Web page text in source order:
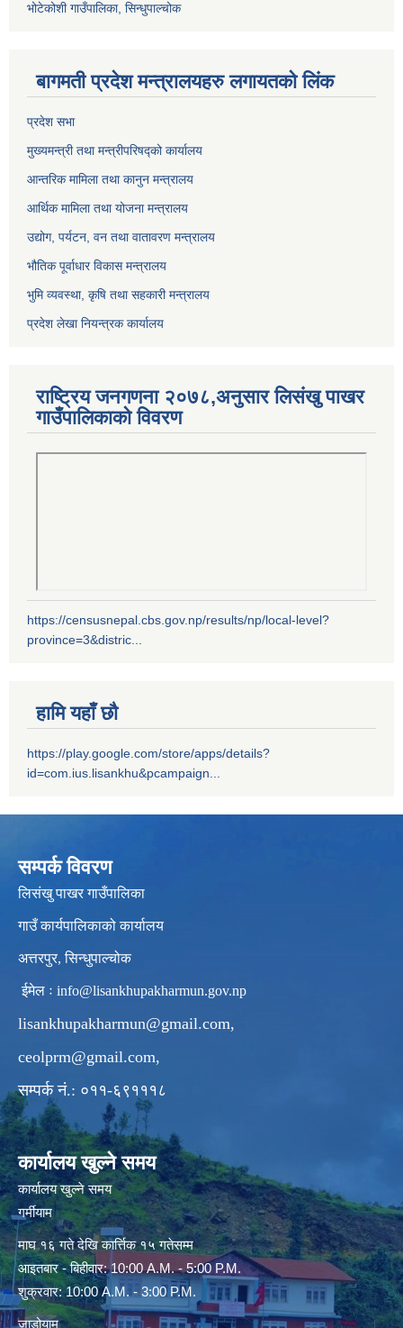
भोटेकोशी गाउँपालिका, सिन्धुपाल्चोक
बागमती प्रदेश मन्त्रालयहरु लगायतको लिंक
प्रदेश सभा
मुख्यमन्त्री तथा मन्त्रीपरिषद्को कार्यालय
आन्तरिक मामिला तथा कानुन मन्त्रालय
आर्थिक मामिला तथा योजना मन्त्रालय
उद्योग, पर्यटन, वन तथा वातावरण मन्त्रालय
भौतिक पूर्वाधार विकास मन्त्रालय
भुमि व्यवस्था, कृषि तथा सहकारी मन्त्रालय
प्रदेश लेखा नियन्त्रक कार्यालय
राष्ट्रिय जनगणना २०७८,अनुसार लिसंखु पाखर
गाउँपालिकाको विवरण
https://censusnepal.cbs.gov.np/results/np/local-level?
province=3&distric...
हामि यहाँ छौ
https://play.google.com/store/apps/details?
id=com.ius.lisankhu&pcampaign...
सम्पर्क विवरण
लिसंखु पाखर गाउँपालिका
गाउँ कार्यपालिकाको कार्यालय
अत्तरपुर, सिन्धुपाल्चोक
ईमेल ः info@lisankhupakharmun.gov.np
lisankhupakharmun@gmail.com,
ceolprm@gmail.com,
सम्पर्क नं.: ०११-६९१११८
कार्यालय खुल्ने समय
कार्यालय खुल्ने समय
गर्मीयाम
माघ १६ गते देखि कार्त्तिक १५ गतेसम्म
आइतबार - बिहीवार: 10:00 A.M. - 5:00 P.M.
शुक्रवार: 10:00 A.M. - 3:00 P.M.
जाडोयाम